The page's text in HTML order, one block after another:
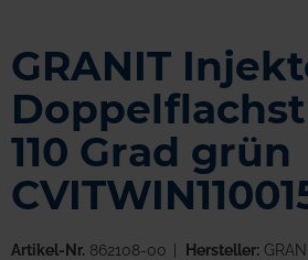
GRANIT
110 Grad grün
Artikel-Nr. 862108-00 Hersteller: